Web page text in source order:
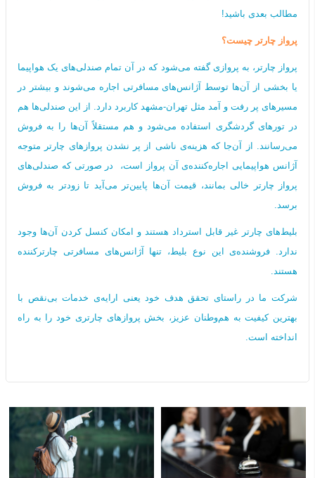
مطالب بعدی باشید!
پرواز چارتر چیست؟
پرواز چارتر، به پروازی گفته می‌شود که در آن تمام صندلی‌های یک هواپیما
یا بخشی از آن‌ها توسط آژانس‌های مسافرتی اجاره می‌شوند و بیشتر در
مسیرهای پر رفت و آمد مثل تهران-مشهد کاربرد دارد. از این صندلی‌ها هم
در تورهای گردشگری استفاده می‌شود و هم مستقلاً آن‌ها را به فروش
می‌رسانند. از آن‌جا که هزینه‌ی ناشی از پر نشدن پروازهای چارتر متوجه
آژانس هواپیمایی اجاره‌کننده‌ی آن پرواز است، در صورتی که صندلی‌های
پرواز چارتر خالی بمانند، قیمت آن‌ها پایین‌تر می‌آید تا زودتر به فروش
برسد.
بلیط‌های چارتر غیر قابل استرداد هستند و امکان کنسل کردن آن‌ها وجود
ندارد. فروشنده‌ی این نوع بلیط، تنها آژانس‌های مسافرتی چارترکننده
هستند.
شرکت ما در راستای تحقق هدف خود یعنی ارایه‌ی خدمات بی‌نقص با
بهترین کیفیت به هم‌وطنان عزیز، بخش پروازهای چارتری خود را به راه
انداخته است.